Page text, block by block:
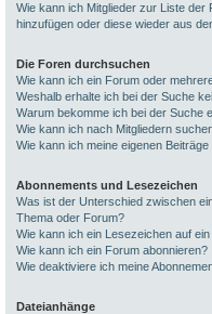
Wie kann ich Mitglieder zur Liste
hinzufügen oder diese wieder aus
Die Foren durchsuchen
Wie kann ich ein Forum oder
Weshalb erhalte ich bei der Suche
Warum bekomme ich bei der Suche
Wie kann ich nach Mitgliedern
Wie kann ich meine eigenen
Abonnements und Lesezeichen
Was ist der Unterschied zwischen
Thema oder Forum?
Wie kann ich ein Lesezeichen auf
Wie kann ich ein Forum abonnieren?
Wie deaktiviere ich meine
Dateianhänge